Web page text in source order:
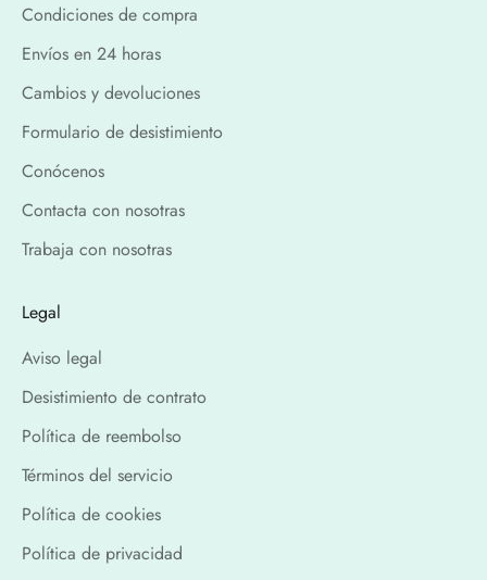
Condiciones de compra
Envíos en 24 horas
Cambios y devoluciones
Formulario de desistimiento
Conócenos
Contacta con nosotras
Trabaja con nosotras
Legal
Aviso legal
Desistimiento de contrato
Política de reembolso
Términos del servicio
Política de cookies
Política de privacidad